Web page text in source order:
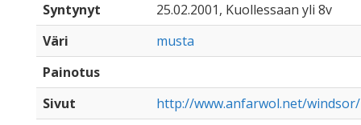
Syntynyt
25.02.2001, Kuollessaan yli 8v
Väri
musta
Painotus
Sivut
http://www.anfarwol.net/